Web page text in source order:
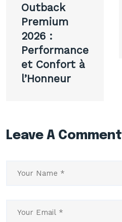
Outback
Premium
2026 :
Performance
et Confort à
l’Honneur
Leave A Comment